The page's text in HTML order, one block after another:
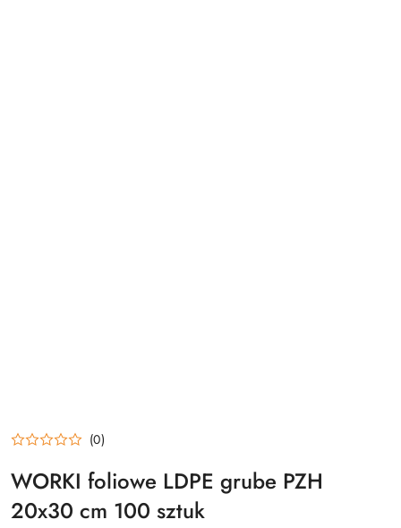
(0)
WORKI foliowe LDPE grube PZH
20x30 cm 100 sztuk